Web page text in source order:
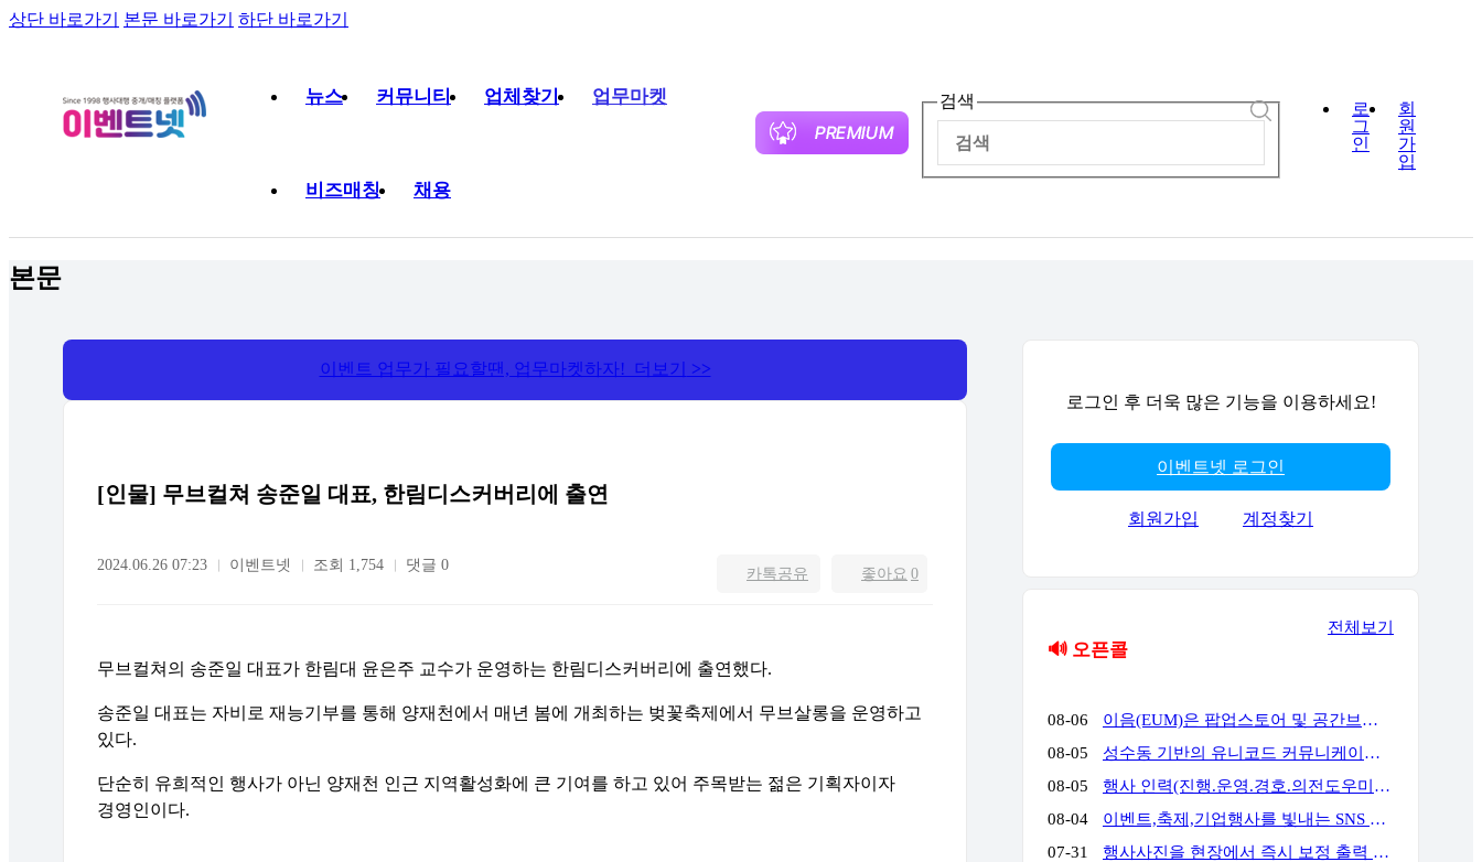
상단 바로가기 본문 바로가기 하단 바로가기
뉴스 커뮤니티 업체찾기 업무마켓
비즈매칭 채용
검색
로
그
인
회
원
가
입
본문
이벤트 업무가 필요할땐, 업무마켓하자! 더보기 >>
[인물] 무브컬쳐 송준일 대표, 한림디스커버리에 출연
2024.06.26 07:23 이벤트넷 조회 1,754 댓글 0
좋아요 0
카톡공유
무브컬쳐의 송준일 대표가 한림대 윤은주 교수가 운영하는 한림디스커버리에 출연했다.
송준일 대표는 자비로 재능기부를 통해 양재천에서 매년 봄에 개최하는 벚꽃축제에서 무브살롱을 운영하고
있다.
단순히 유희적인 행사가 아닌 양재천 인근 지역활성화에 큰 기여를 하고 있어 주목받는 젊은 기획자이자
경영인이다.
로그인 후 더욱 많은 기능을 이용하세요!
이벤트넷 로그인
회원가입 계정찾기
🔊 오픈콜
전체보기
08-06
이음(EUM)은 팝업스토어 및 공간브랜딩 전문 업체로서 공간에서 고객과의 접점을 통해 공간에서의 체험과 브랜드 경험을 통해 고객의 마음을 움직일 수 있는 전문 기업입니다. 성수동, 홍대앞, 더현대여의도, 현대백화점 판교 & 목동 & 삼성 & 압구정, 롯데백화점 잠실 & 에비뉴엘, 양양 서피비치, 스타필드, IFC몰, 코엑스, 킨텍스, 교보 & 영풍문고, 부산 밀락타운 & 더베이 101, 콘래드 호텔, 동해안, 전국 리조트 및 호텔 등등에서 경험과 실적을 가지고 있으며, 팝업스토어와 공간브랜딩을 디자인에서부터 시공, 철거까지 완벽한 원스탑 서비스를 대행해드리고 있습니다.
08-05
성수동 기반의 유니코드 커뮤니케이션즈는 브랜드의 가치를 감각적으로 현장화하는 마케팅·프로모션 전문 대행사입니다. 팝업스토어, 기업 행사, 전시부터 축제 부스까지 콘셉트 기획·공간 연출·현장 운영을 통합 수행하여 완성도 높은 행사를 만듭니다. 기획부터 공간연출 현장운영 인력섭외까지 유니코드에게 맞겨주세요!
08-05
행사 인력(진행.운영.경호.의전도우미.프로모터.관람객등) 토탈 에이전시 입니다. 행사 운영에 어려움 많으시죠? 저희가 해결 해드립니다!!!! 연락주세요~!!! 주)월드플래닝 입니다.
08-04
이벤트,축제,기업행사를 빛내는 SNS 숏폼 360 포토(영상)부스입니다. 전문 운영팀이 진행,설치,철거까지 완벽하게 책임집니다. 문의만 주시면 이벤트에 맞게 운영을 제안해드리며,전국 어디서나 렌탈 가능합니다. 인스타그램) https://www.instagram.com/360photo.kr/ 블로그) https://blog.naver.com/360photobooth/ TEL) 032-322-3367 Email) contact@360photo.kr 카톡문의) http://pf.kakao.com/_rxdBin/chat
07-31
행사사진을 현장에서 즉시 보정 출력 진행하는 미스터문포토 문성준실장입니다. 하이브 행사 사진출력 전속진행업체입니다. 포토존사진인화.출력 실시간 상담 http://pf.kakao.com/_Lxkxbxon/chat